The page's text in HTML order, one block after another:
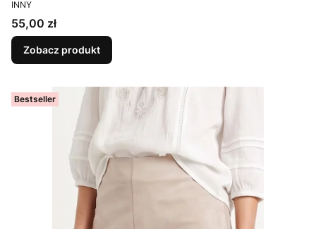
INNY
Cena
55,00 zł
Zobacz produkt
Bestseller